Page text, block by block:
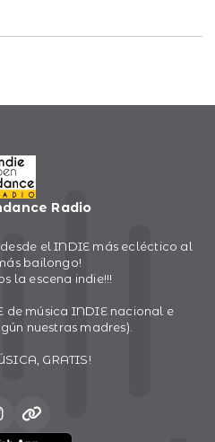
Radio
el INDIE más ecléctico al
bailongo!
la escena indie!!!
de música INDIE nacional e
nuestras madres).
GRATIS!